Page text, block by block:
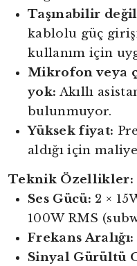
Taşınabilir
kablolu güç
kullanım için
Mikrofon veya
yok: Akıllı
bulunmuyor.
Yüksek fiyat:
aldığı için
Teknik Özellikler:
Ses Gücü: 2 ×
100W RMS
Frekans Aralığı:
Sinyal Gürültü